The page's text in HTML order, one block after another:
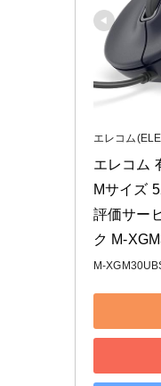
エレコム
エレコム
Mサイズ
評価サー
ク M-
M-